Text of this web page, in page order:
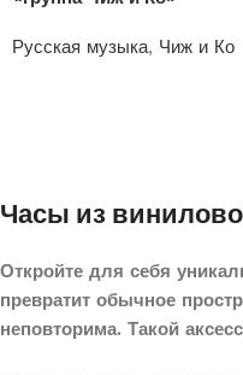
Русская музыка, Чиж и Ко
Часы из
Откройте для себя
превратит обычное
неповторима. Такой